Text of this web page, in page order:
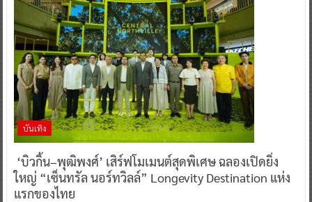
บันเทิง
‘บิวกิ้น–พุฒิพงศ์’ เสิร์ฟโมเมนต์สุดพิเศษ ฉลองเปิดยิ่ง
ใหญ่ “เซ็นทรัล นอร์ทวิลล์” Longevity Destination แห่ง
แรกของไทย